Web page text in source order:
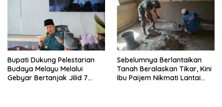
Bupati Dukung Pelestarian
Budaya Melayu Melalui
Gebyar Bertanjak Jilid 7
Sebelumnya Berlantaikan
Tanah Beralaskan Tikar, Kini
Ibu Paijem Nikmati Lantai